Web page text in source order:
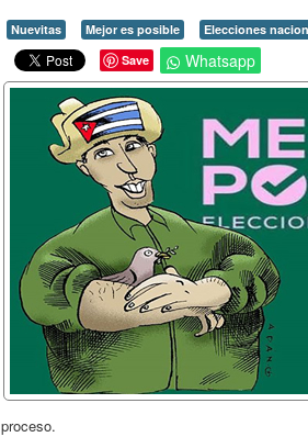
Nuevitas Mejor es posible
Elecciones
Save
Whatsapp
proceso.